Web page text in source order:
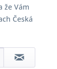
že Vám
Česká